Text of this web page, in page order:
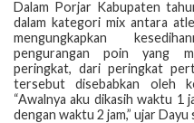
Dalam Porjar Kabupaten
dalam kategori mix antara
mengungkapkan
pengurangan poin yang
peringkat, dari peringkat
tersebut disebabkan oleh
“Awalnya aku dikasih waktu 1
dengan waktu 2 jam,” ujar